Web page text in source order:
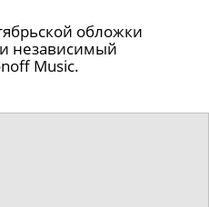
обложки
независимый
Music.